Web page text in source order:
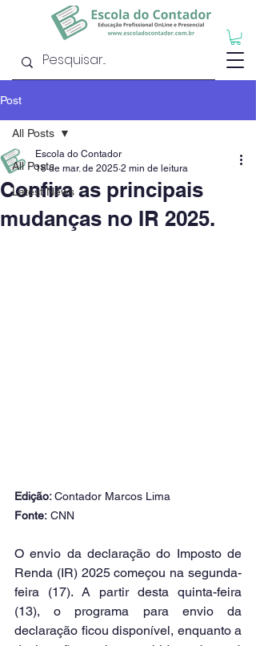
Post
All Posts
Latest News
All Posts
Confira as principais
mudanças no IR 2025.
Escola do Contador
18 de mar. de 2025 2 min de leitura
Edição: Contador Marcos Lima
Fonte: CNN
O envio da declaração do Imposto de
Renda (IR) 2025 começou na segunda-
feira (17). A partir desta quinta-feira
(13), o programa para envio da
declaração ficou disponível, enquanto a